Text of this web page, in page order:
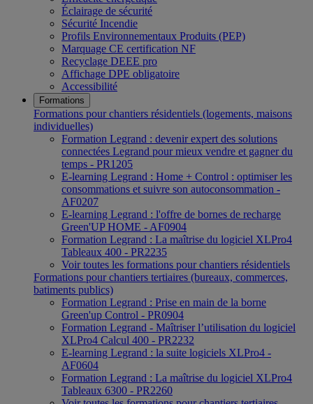
Éclairage de sécurité
Sécurité Incendie
Profils Environnementaux Produits (PEP)
Marquage CE certification NF
Recyclage DEEE pro
Affichage DPE obligatoire
Accessibilité
Formations
Formations pour chantiers résidentiels (logements, maisons
individuelles)
Formation Legrand : devenir expert des solutions
connectées Legrand pour mieux vendre et gagner du
temps - PR1205
E-learning Legrand : Home + Control : optimiser les
consommations et suivre son autoconsommation -
AF0207
E-learning Legrand : l'offre de bornes de recharge
Green'UP HOME - AF0904
Formation Legrand : La maîtrise du logiciel XLPro4
Tableaux 400 - PR2235
Voir toutes les formations pour chantiers résidentiels
Formations pour chantiers tertiaires (bureaux, commerces,
batiments publics)
Formation Legrand : Prise en main de la borne
Green'up Control - PR0904
Formation Legrand - Maîtriser l’utilisation du logiciel
XLPro4 Calcul 400 - PR2232
E-learning Legrand : la suite logiciels XLPro4 -
AF0604
Formation Legrand : La maîtrise du logiciel XLPro4
Tableaux 6300 - PR2260